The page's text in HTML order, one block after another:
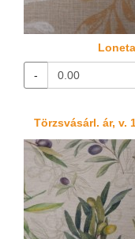
-
Törzsvásárl. ár, v.